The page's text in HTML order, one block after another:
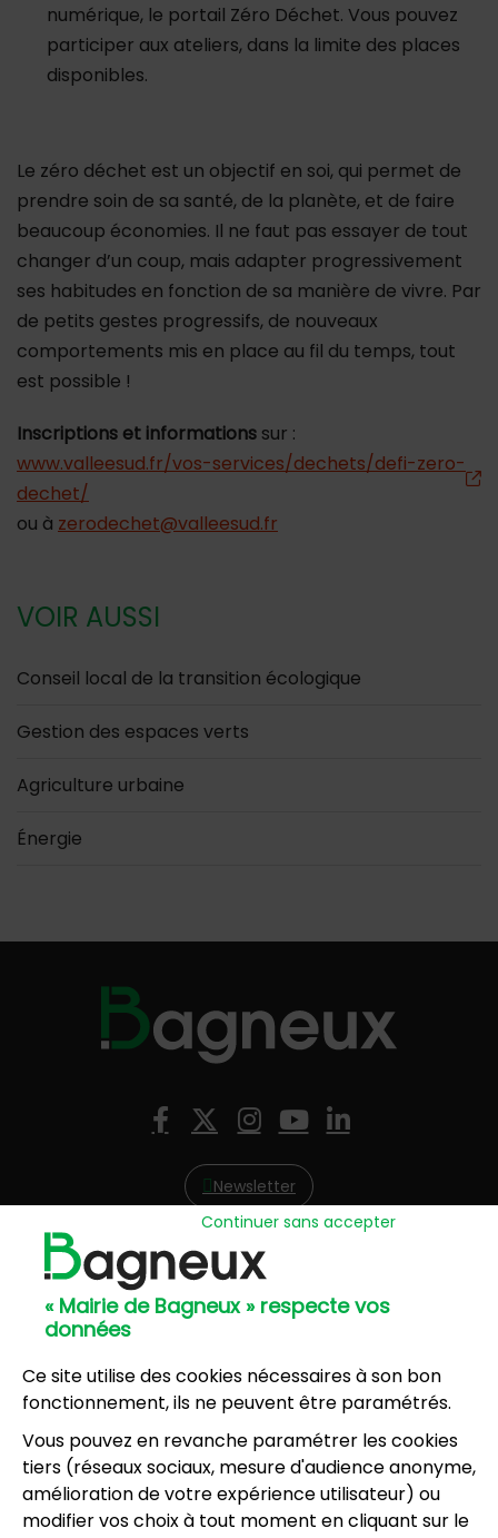
« Mairie de Bagneux » respecte vos
données
Ce site utilise des cookies nécessaires à son bon
fonctionnement, ils ne peuvent être paramétrés.
Vous pouvez en revanche paramétrer les cookies
tiers (réseaux sociaux, mesure d'audience anonyme,
amélioration de votre expérience utilisateur) ou
modifier vos choix à tout moment en cliquant sur le
Continuer sans accepter
numérique, le portail Zéro Déchet. Vous pouvez
participer aux ateliers, dans la limite des places
disponibles.
Le zéro déchet est un objectif en soi, qui permet de
prendre soin de sa santé, de la planète, et de faire
beaucoup économies. Il ne faut pas essayer de tout
changer d’un coup, mais adapter progressivement
ses habitudes en fonction de sa manière de vivre. Par
de petits gestes progressifs, de nouveaux
comportements mis en place au fil du temps, tout
est possible !
Inscriptions et informations sur :
www.valleesud.fr/vos-services/dechets/defi-zero-
dechet/
ou à zerodechet@valleesud.fr
VOIR AUSSI
Conseil local de la transition écologique
Gestion des espaces verts
Agriculture urbaine
Énergie
Facebook
X (Twitter)
Instagram
YouTube
LinkedIn
Newsletter
Hôtel de Ville
57, avenue Henri Ravera - 92220 Bagneux
01 42 31 60 00
8, résidence du Port Galand - 92220 Bagneux
01 45 47 62 00
NOUS CONTACTER